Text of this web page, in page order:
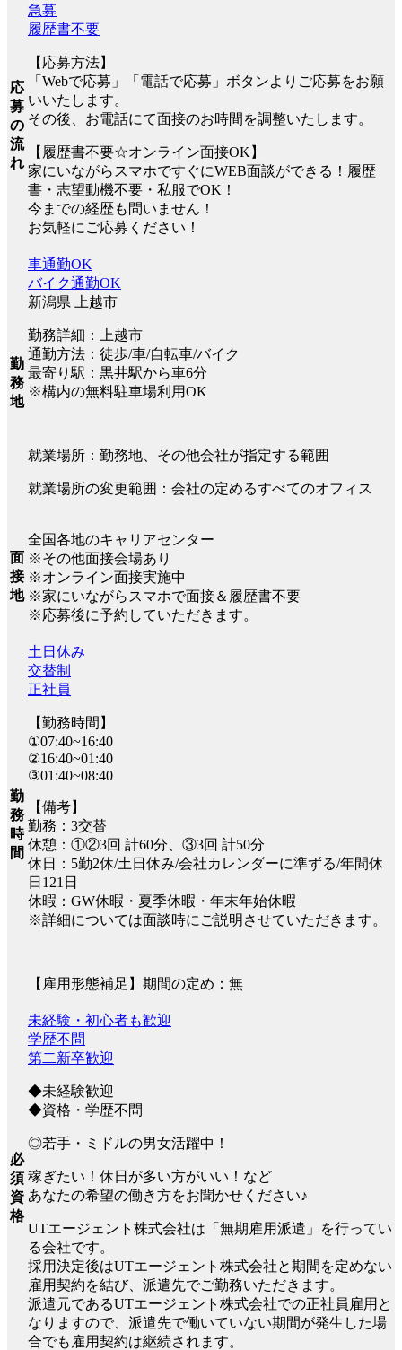
応
募
の
流
れ
急募
履歴書不要
【応募方法】
「Webで応募」「電話で応募」ボタンよりご応募をお願
いいたします。
その後、お電話にて面接のお時間を調整いたします。
【履歴書不要☆オンライン面接OK】
家にいながらスマホですぐにWEB面談ができる！履歴
書・志望動機不要・私服でOK！
今までの経歴も問いません！
お気軽にご応募ください！
勤
務
地
車通勤OK
バイク通勤OK
新潟県 上越市
勤務詳細：上越市
通勤方法：徒歩/車/自転車/バイク
最寄り駅：黒井駅から車6分
※構内の無料駐車場利用OK
就業場所：勤務地、その他会社が指定する範囲
就業場所の変更範囲：会社の定めるすべてのオフィス
面
接
地
全国各地のキャリアセンター
※その他面接会場あり
※オンライン面接実施中
※家にいながらスマホで面接＆履歴書不要
※応募後に予約していただきます。
勤
務
時
間
土日休み
交替制
正社員
【勤務時間】
①07:40~16:40
②16:40~01:40
③01:40~08:40
【備考】
勤務：3交替
休憩：①②3回 計60分、③3回 計50分
休日：5勤2休/土日休み/会社カレンダーに準ずる/年間休
日121日
休暇：GW休暇・夏季休暇・年末年始休暇
※詳細については面談時にご説明させていただきます。
【雇用形態補足】期間の定め：無
必
須
資
格
未経験・初心者も歓迎
学歴不問
第二新卒歓迎
◆未経験歓迎
◆資格・学歴不問
◎若手・ミドルの男女活躍中！
稼ぎたい！休日が多い方がいい！など
あなたの希望の働き方をお聞かせください♪
UTエージェント株式会社は「無期雇用派遣」を行ってい
る会社です。
採用決定後はUTエージェント株式会社と期間を定めない
雇用契約を結び、派遣先でご勤務いただきます。
派遣元であるUTエージェント株式会社での正社員雇用と
なりますので、派遣先で働いていない期間が発生した場
合でも雇用契約は継続されます。